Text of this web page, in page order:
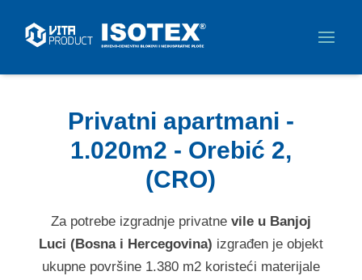
Privatni apartmani -
1.020m2 - Orebić 2,
(CRO)
Za potrebe izgradnje privatne vile u Banjoj
Luci (Bosna i Hercegovina) izgrađen je objekt
ukupne površine 1.380 m2 koristeći materijale